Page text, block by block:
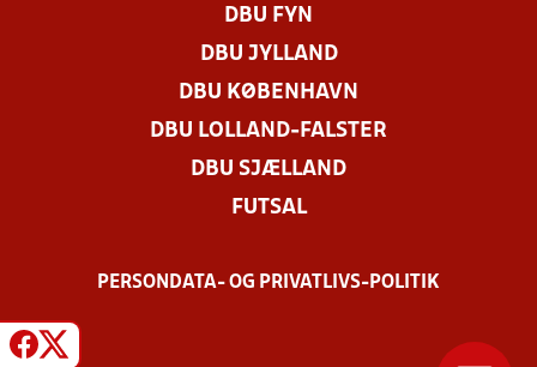
DBU FYN
DBU JYLLAND
DBU KØBENHAVN
DBU LOLLAND-FALSTER
DBU SJÆLLAND
FUTSAL
PERSONDATA- OG PRIVATLIVS-POLITIK